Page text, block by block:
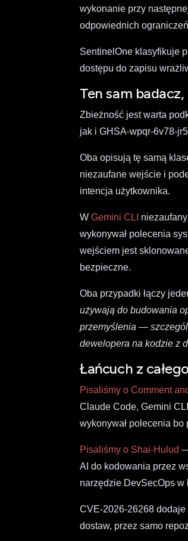
wykonanie przy
odpowiednich
SentinelOne klasyfikuje
dostępu do zapisu
Ten sam
Zbieżność jest warta
jak i GHSA-wpqr-6v78-
Oba opisują tę samą
niezaufane wejście i
intencja użytkownika.
WGemini CLI
wykonywał polecenia
wejściem jest
bezpieczne.
Oba przypadki łączy
używają do budowania
przemyślenia —
dewelopera na kodzie z
Łańcuch z
Pisaliśmy o Comment
Claude Code, Gemini
wykonywał polecenia bo
Pisaliśmy o Shai-Hulud
AI do kodowania przez
narzędzie DevSecOps w
CVE-2026-26268 dodaje
dostaw, przez samo